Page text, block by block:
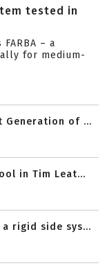
tested in
– a
for medium-
Generation of ...
in Tim Leat...
a rigid side sys...